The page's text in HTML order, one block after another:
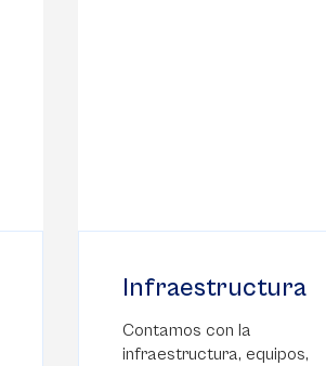
Infraestructura
Contamos con la
infraestructura, equipos,